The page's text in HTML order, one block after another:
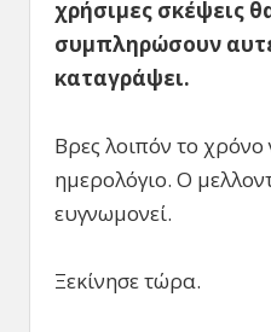
χρήσιμες σκέψεις
συμπληρώσουν
καταγράψει.
Βρες λοιπόν το χρόνο
ημερολόγιο. Ο
ευγνωμονεί.
Ξεκίνησε τώρα.